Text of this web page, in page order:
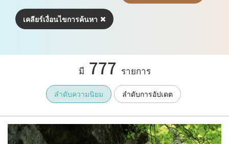
เคลียร์เงื่อนไขการค้นหา
มี 777 รายการ
ลำดับความนิยม ลำดับการอัปเดต